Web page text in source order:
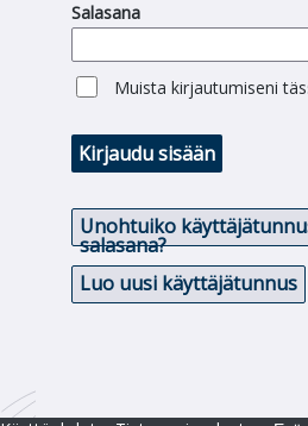
Salasana
Muista kirjautumiseni
Kirjaudu sisään
Unohtuiko
salasana?
Luo uusi käyttäjätunnus